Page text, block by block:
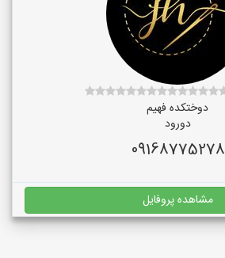
دوختکده فهیم
دورود
09168775278
مشاهده پروفایل